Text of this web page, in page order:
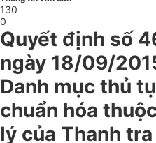
130
0
Quyết định số
ngày 18/09/
Danh mục thủ
chuẩn hóa
lý của Thanh